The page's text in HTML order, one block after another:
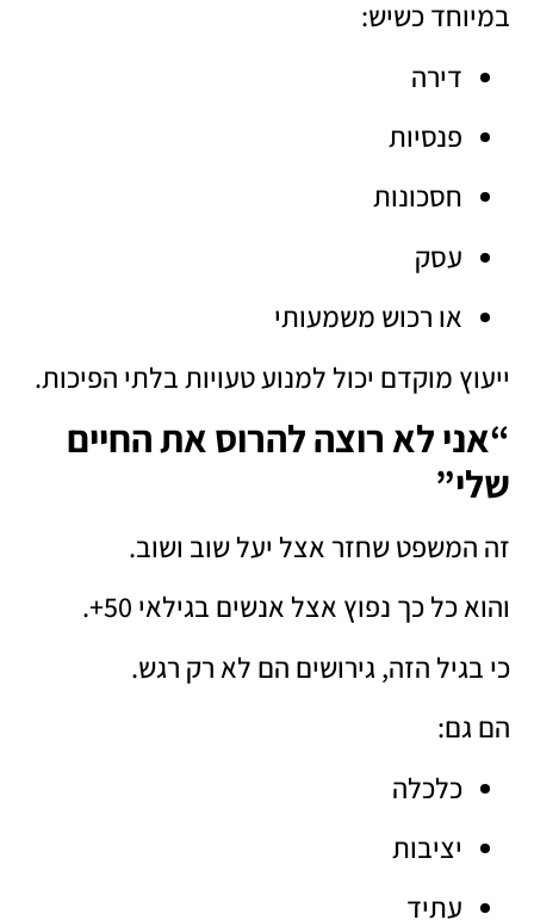
במיוחד כשיש:
דירה
פנסיות
חסכונות
עסק
או רכוש משמעותי
ייעוץ מוקדם יכול למנוע טעויות בלתי הפיכות.
“אני לא רוצה להרוס את החיים
שלי”
זה המשפט שחזר אצל יעל שוב ושוב.
והוא כל כך נפוץ אצל אנשים בגילאי 50+.
כי בגיל הזה, גירושים הם לא רק רגש.
הם גם:
כלכלה
יציבות
עתיד